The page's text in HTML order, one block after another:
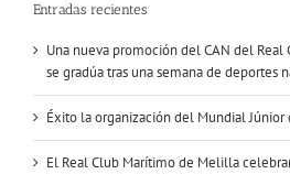
Entradas recientes
Una nueva promoción del CAN del
se gradúa tras una semana de deportes
Éxito la organización del Mundial Júnior
El Real Club Marítimo de Melilla